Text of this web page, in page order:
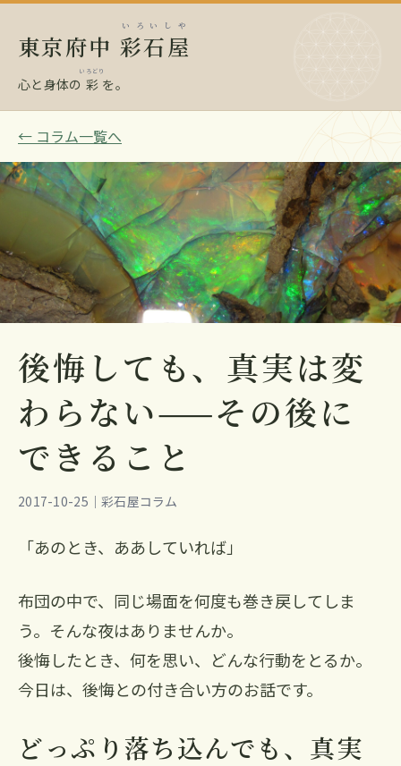
東京府中 彩石屋
いろいしや
心と身体の 彩
いろどり
を。
← コラム一覧へ
後悔しても、真実は変
わらない——その後に
できること
2017-10-25｜彩石屋コラム
「あのとき、ああしていれば」
布団の中で、同じ場面を何度も巻き戻してしま
う。そんな夜はありませんか。
後悔したとき、何を思い、どんな行動をとるか。
今日は、後悔との付き合い方のお話です。
どっぷり落ち込んでも、真実